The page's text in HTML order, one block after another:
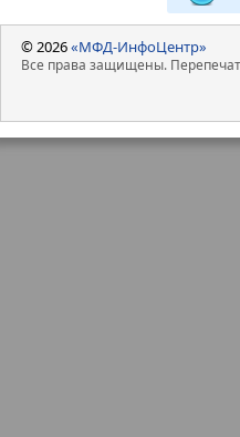
© 2026«МФД-ИнфоЦентр»
Все права защищены.